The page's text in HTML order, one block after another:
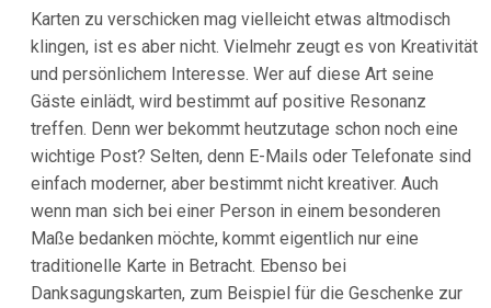
Karten zu verschicken mag vielleicht etwas altmodisch
klingen, ist es aber nicht. Vielmehr zeugt es von Kreativität
und persönlichem Interesse. Wer auf diese Art seine
Gäste einlädt, wird bestimmt auf positive Resonanz
treffen. Denn wer bekommt heutzutage schon noch eine
wichtige Post? Selten, denn E-Mails oder Telefonate sind
einfach moderner, aber bestimmt nicht kreativer. Auch
wenn man sich bei einer Person in einem besonderen
Maße bedanken möchte, kommt eigentlich nur eine
traditionelle Karte in Betracht. Ebenso bei
Danksagungskarten, zum Beispiel für die Geschenke zur